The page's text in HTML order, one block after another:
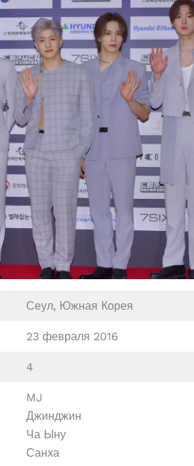
Сеул, Южная Корея
23 февраля 2016
4
MJ
Джинджин
Ча Ыну
Санха